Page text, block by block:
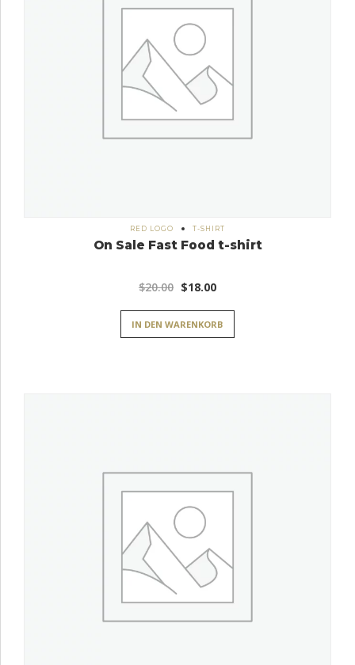
RED LOGO T-SHIRT
On Sale Fast Food t-shirt
$20.00 Ursprünglicher
war:
$18.00Aktueller
ist:
IN DEN WARENKORB